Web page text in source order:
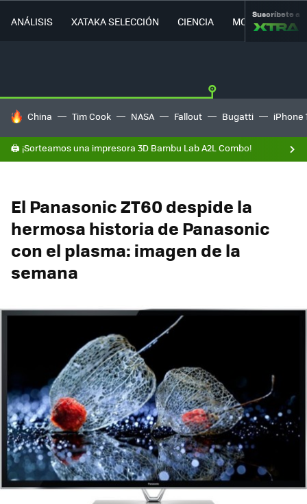
ANÁLISIS XATAKA SELECCIÓN CIENCIA MOVILIDAD
Suscríbete a
HOY SE HABLA DE
China Tim Cook NASA Fallout Bugatti iPhone
🖨️ ¡Sorteamos una impresora 3D Bambu Lab A2L Combo!
El Panasonic ZT60 despide la
hermosa historia de Panasonic
con el plasma: imagen de la
semana